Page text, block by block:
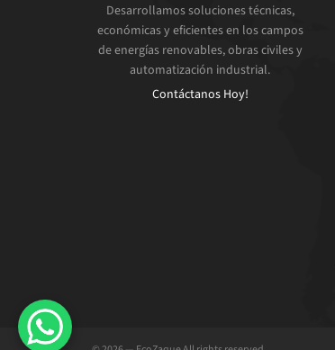
Desarrollamos soluciones técnicas,
económicas y eficientes en los campos
de energías renovables, obras civiles y
automatización industrial.
Contáctanos Hoy!